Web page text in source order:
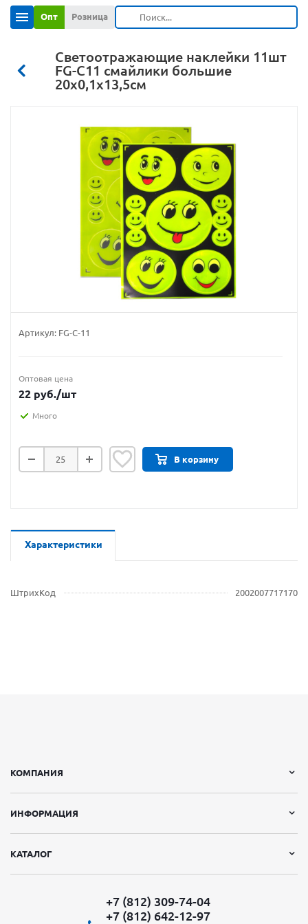
Опт Розница
Светоотражающие наклейки 11шт
FG-С11 смайлики большие
20х0,1х13,5см
Артикул: FG-С-11
Оптовая цена
22 руб./шт
Много
В корзину
Характеристики
ШтрихКод 2002007717170
КОМПАНИЯ
ИНФОРМАЦИЯ
КАТАЛОГ
+7 (812) 309-74-04
+7 (812) 642-12-97